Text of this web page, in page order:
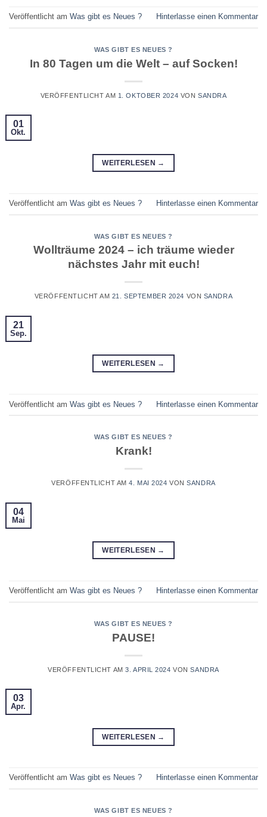
Veröffentlicht am Was gibt es Neues ? Hinterlasse einen Kommentar
WAS GIBT ES NEUES ?
In 80 Tagen um die Welt – auf Socken!
VERÖFFENTLICHT AM 1. OKTOBER 2024 VON SANDRA
01
Okt.
WEITERLESEN →
Veröffentlicht am Was gibt es Neues ? Hinterlasse einen Kommentar
WAS GIBT ES NEUES ?
Wollträume 2024 – ich träume wieder
nächstes Jahr mit euch!
VERÖFFENTLICHT AM 21. SEPTEMBER 2024 VON SANDRA
21
Sep.
WEITERLESEN →
Veröffentlicht am Was gibt es Neues ? Hinterlasse einen Kommentar
WAS GIBT ES NEUES ?
Krank!
VERÖFFENTLICHT AM4. MAI 2024 VONSANDRA
04
Mai
WEITERLESEN →
Veröffentlicht am Was gibt es Neues ? Hinterlasse einen Kommentar
WAS GIBT ES NEUES ?
PAUSE!
VERÖFFENTLICHT AM3. APRIL 2024 VONSANDRA
03
Apr.
WEITERLESEN →
Veröffentlicht am Was gibt es Neues ? Hinterlasse einen Kommentar
WAS GIBT ES NEUES ?